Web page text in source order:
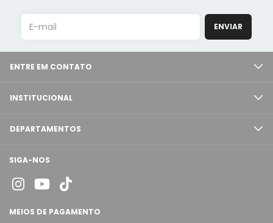
ENTRE EM CONTATO
INSTITUCIONAL
DEPARTAMENTOS
SIGA-NOS
MEIOS DE PAGAMENTO